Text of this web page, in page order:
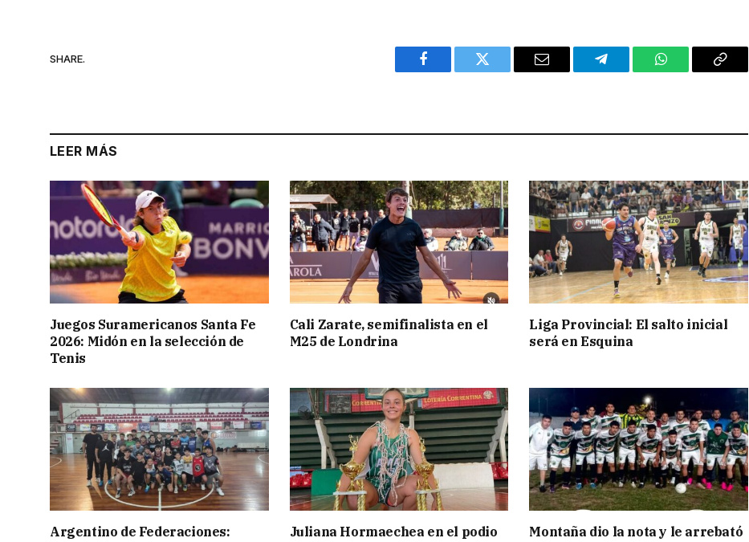
SHARE.
Facebook Twitter Email Telegram WhatsAppCopy
LEER MÁS
Juegos Suramericanos Santa Fe
2026: Midón en la selección de
Tenis
Cali Zarate, semifinalista en el
M25 de Londrina
Liga Provincial: El salto inicial
será en Esquina
Argentino de Federaciones:
Juliana Hormaechea en el podio
Montaña dio la nota y le arrebató